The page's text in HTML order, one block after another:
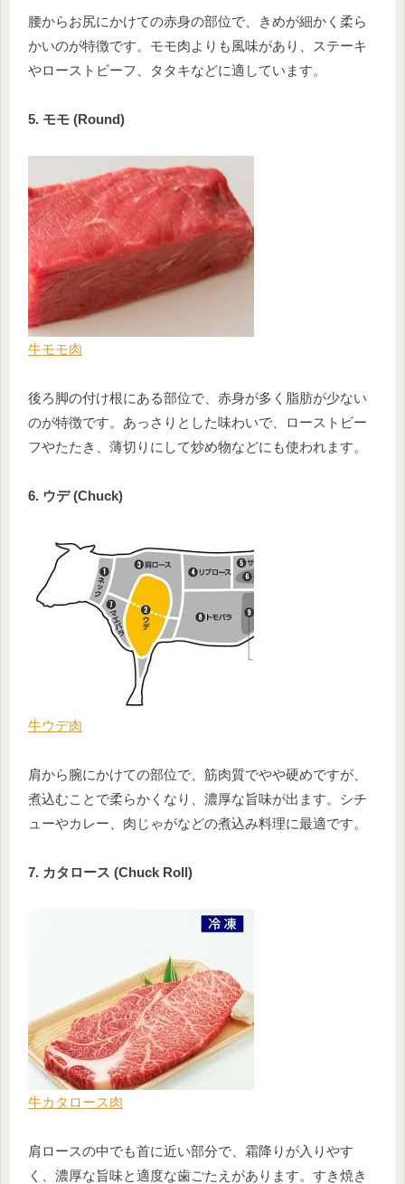
腰からお尻にかけての赤身の部位で、きめが細かく柔ら
かいのが特徴です。モモ肉よりも風味があり、ステーキ
やローストビーフ、タタキなどに適しています。
5. モモ (Round)
牛モモ肉
後ろ脚の付け根にある部位で、赤身が多く脂肪が少ない
のが特徴です。あっさりとした味わいで、ローストビー
フやたたき、薄切りにして炒め物などにも使われます。
6. ウデ (Chuck)
牛ウデ肉
肩から腕にかけての部位で、筋肉質でやや硬めですが、
煮込むことで柔らかくなり、濃厚な旨味が出ます。シチ
ューやカレー、肉じゃがなどの煮込み料理に最適です。
7. カタロース (Chuck Roll)
牛カタロース肉
肩ロースの中でも首に近い部分で、霜降りが入りやす
く、濃厚な旨味と適度な歯ごたえがあります。すき焼き